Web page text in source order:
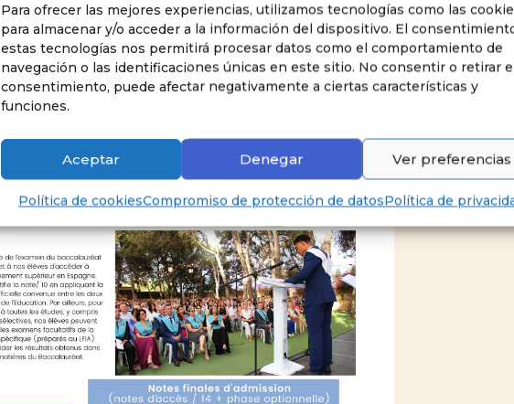
Para ofrecer las mejores experiencias, utilizamos tecnologías como las
para almacenar y/o acceder a la información del dispositivo. El
estas tecnologías nos permitirá procesar datos como el comportamiento de
navegación o las identificaciones únicas en este sitio. No consentir o retirar
consentimiento, puede afectar negativamente a ciertas características y
funciones.
Aceptar Denegar Ver preferencias
Política de cookiesCompromiso de protección de datosPolítica de